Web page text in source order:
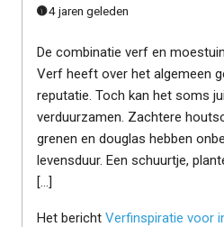
4 jaren geleden
De combinatie verf en
Verf heeft over het algemeen
reputatie. Toch kan het soms
verduurzamen. Zachtere
grenen en douglas hebben
levensduur. Een schuurtje,
[…]
Het bericht Verfinspiratie voor